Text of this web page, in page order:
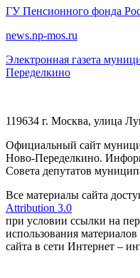
ГУ Пенсионного фонда
news.np-mos.ru
Электронная газета
Переделкино
119634 г. Москва, улица
Официальный сайт
Ново-Переделкино.
Совета депутатов
Все материалы сайта
Attribution 3.0
при условии ссылки на
использования материалов
сайта в сети Интернет –